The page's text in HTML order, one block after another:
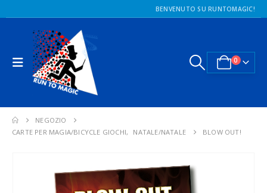
BENVENUTO SU RUNTOMAGIC!
0
NEGOZIO
CARTE PER MAGIA/BICYCLE GIOCHI, NATALE/NATALE BLOW OUT!